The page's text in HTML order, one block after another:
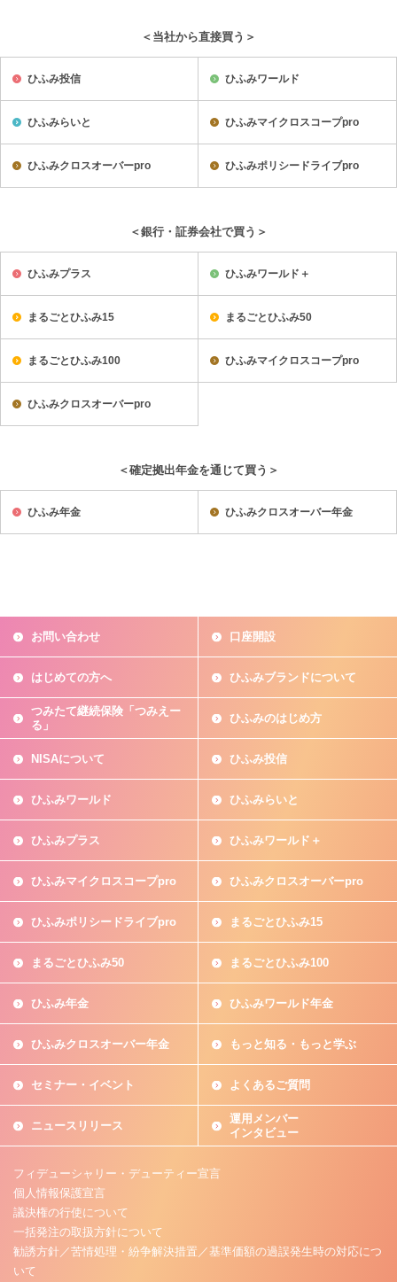
＜当社から直接買う＞
ひふみ投信 ひふみワールド
ひふみらいと ひふみマイクロスコープpro
ひふみクロスオーバーpro ひふみポリシードライブpro
＜銀行・証券会社で買う＞
ひふみプラス ひふみワールド＋
まるごとひふみ15 まるごとひふみ50
まるごとひふみ100 ひふみマイクロスコープpro
ひふみクロスオーバーpro
＜確定拠出年金を通じて買う＞
ひふみ年金 ひふみクロスオーバー年金
お問い合わせ 口座開設
はじめての方へ ひふみブランドについて
つみたて継続保険「つみえー
る」
ひふみのはじめ方
NISAについて ひふみ投信
ひふみワールド ひふみらいと
ひふみプラス ひふみワールド＋
ひふみマイクロスコープpro ひふみクロスオーバーpro
ひふみポリシードライブpro まるごとひふみ15
まるごとひふみ50 まるごとひふみ100
ひふみ年金 ひふみワールド年金
ひふみクロスオーバー年金 もっと知る・もっと学ぶ
セミナー・イベント よくあるご質問
ニュースリリース
運用メンバー
インタビュー
フィデューシャリー・デューティー宣言
個人情報保護宣言
議決権の行使について
一括発注の取扱方針について
勧誘方針／苦情処理・紛争解決措置／基準価額の過誤発生時の対応につ
いて